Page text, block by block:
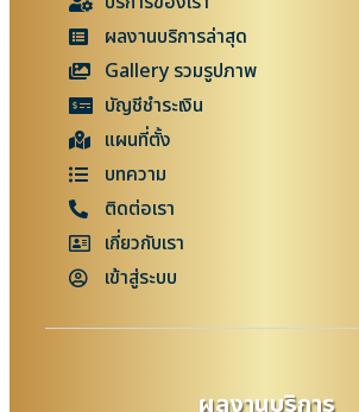
ผลงานบริการล่าสุด
Gallery รวมรูปภาพ
บัญชีชำระเงิน
แผนที่ตั้ง
บทความ
ติดต่อเรา
เกี่ยวกับเรา
เข้าสู่ระบบ